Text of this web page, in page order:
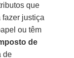
que
justiça
ou têm
de
de